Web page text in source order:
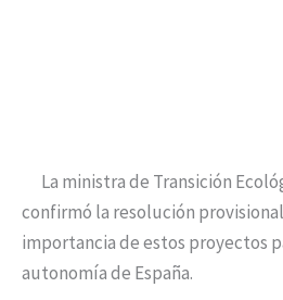
La ministra de Transición
confirmó la resolución
importancia de estos proyectos
autonomía de España.